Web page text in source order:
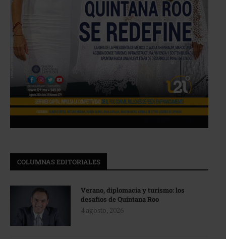
COLUMNAS EDITORIALES
Verano, diplomacia y turismo: los
desafíos de Quintana Roo
4 agosto, 2026